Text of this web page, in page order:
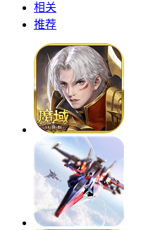
相关
推荐